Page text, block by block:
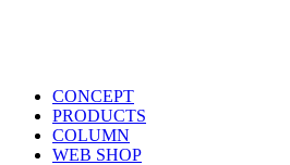
CONCEPT
PRODUCTS
COLUMN
WEB SHOP